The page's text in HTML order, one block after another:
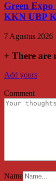
Green
KKN UBP
7 Agustus 2026
+ There are
Add yours
Comment
Name